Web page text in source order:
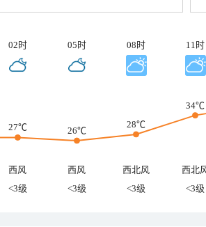
02时 05时 08时 11时
27℃ 26℃
28℃
34℃
西风 西风 西北风
西北
<3级 <3级 <3级 <3级